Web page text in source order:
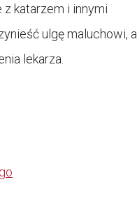
katarzem i innymi
ulgę maluchowi, a
lekarza.